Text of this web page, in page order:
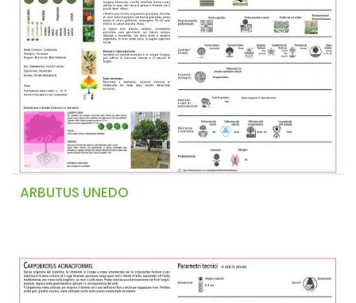
ARBUTUS UNEDO